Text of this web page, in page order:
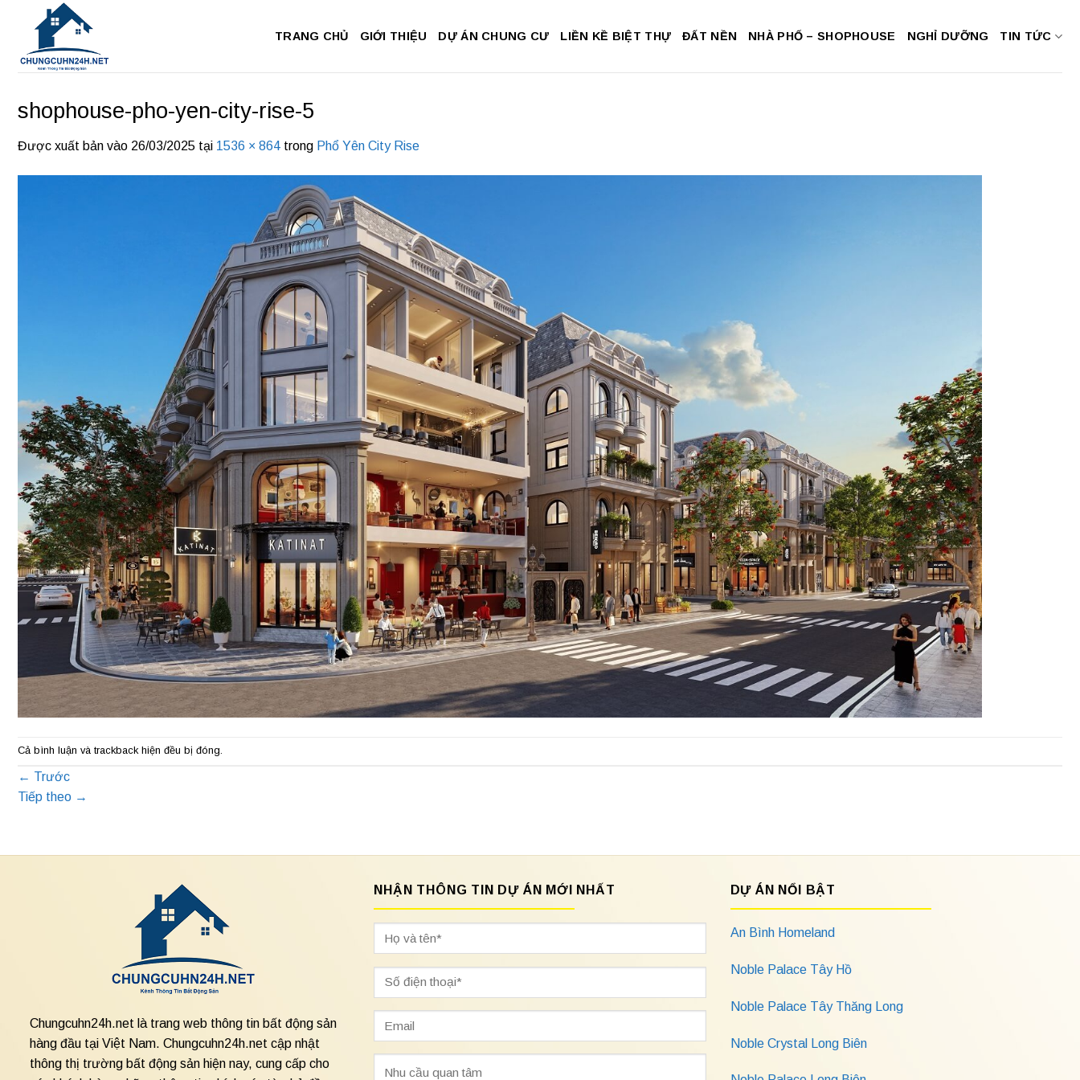
dung
TRANG CHỦ GIỚI THIỆU DỰ ÁN CHUNG CƯ LIỀN KỀ BIỆT THỰ ĐẤT NỀN NHÀ PHỐ – SHOPHOUSE NGHỈ DƯỠNG TIN TỨC
shophouse-pho-yen-city-rise-5
Được xuất bản vào 26/03/2025 tại 1536 × 864 trong Phổ Yên City Rise
Cả bình luận và trackback hiện đều bị đóng.
← Trước
Tiếp theo →
Chungcuhn24h.net là trang web thông tin bất động sản
hàng đầu tại Việt Nam. Chungcuhn24h.net cập nhật
thông thị trường bất động sản hiện nay, cung cấp cho
NHẬN THÔNG TIN DỰ ÁN MỚI NHẤT DỰ ÁN NỔI BẬT
An Bình Homeland
Noble Palace Tây Hồ
Noble Palace Tây Thăng Long
Noble Crystal Long Biên